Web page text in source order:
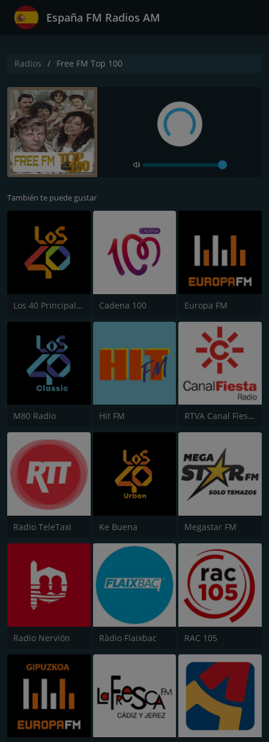
España FM Radios AM
Radios Free FM Top 100
También te puede gustar
Los 40 Principales Cadena 100 Europa FM
M80 Radio Hit FM RTVA Canal Fiesta Radio
Radio TeleTaxi Ke Buena Megastar FM
Radio Nervión Ràdio Flaixbac RAC 105